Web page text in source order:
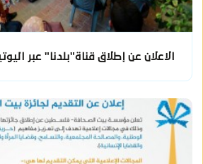
الاعلان عن إطلاق قناة"بلدنا" عبر